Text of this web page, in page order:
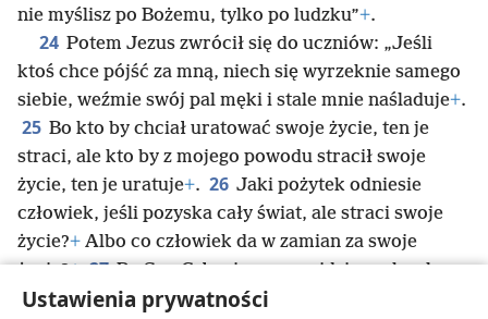
Ustawienia prywatności
nie myślisz po Bożemu, tylko po ludzku”+.
24 Potem Jezus zwrócił się do uczniów: „Jeśli
ktoś chce pójść za mną, niech się wyrzeknie samego
siebie, weźmie swój pal męki i stale mnie naśladuje+.
25 Bo kto by chciał uratować swoje życie, ten je
straci, ale kto by z mojego powodu stracił swoje
życie, ten je uratuje+. 26 Jaki pożytek odniesie
człowiek, jeśli pozyska cały świat, ale straci swoje
życie?+ Albo co człowiek da w zamian za swoje
życie?+ 27 Bo Syn Człowieczy przyjdzie w chwale
swego Ojca ze swoimi aniołami